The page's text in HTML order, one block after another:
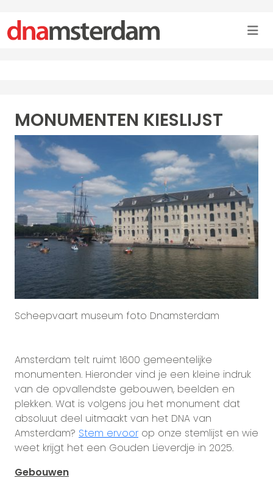
MONUMENTEN KIESLIJST
Scheepvaart museum foto Dnamsterdam
Amsterdam telt ruimt 1600 gemeentelijke
monumenten. Hieronder vind je een kleine indruk
van de opvallendste gebouwen, beelden en
plekken. Wat is volgens jou het monument dat
absoluut deel uitmaakt van het DNA van
Amsterdam? Stem ervoor op onze stemlijst en wie
weet krijgt het een Gouden Lieverdje in 2025.
Gebouwen